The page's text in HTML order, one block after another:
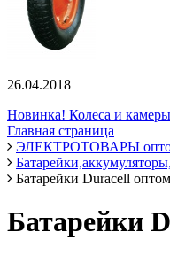
26.04.2018
Новинка! Колеса и камеры
Главная страница
ЭЛЕКТРОТОВАРЫ
Батарейки Duracell оптом
Батарейки